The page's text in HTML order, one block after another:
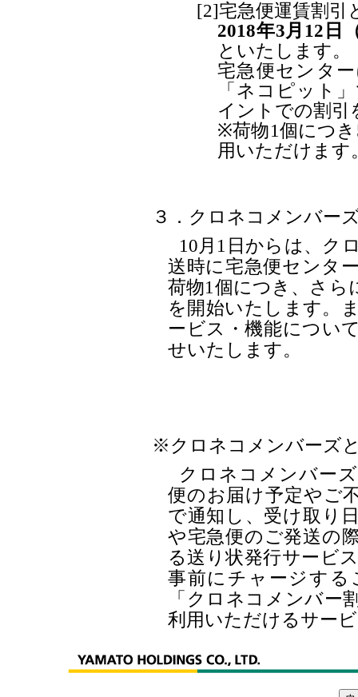
[2]宅急便運賃割引
2018年3月12日
といたします。
宅急便センタ
「ネコピット
イントでの割引
※荷物1個につ
用いただけます
３．クロネコメンバー
10月1日からは、ク
送時に宅急便センタ
荷物1個につき、さら
を開始いたします。
ービス・機能につい
せいたします。
※クロネコメンバーズ
クロネコメンバー
便のお届け予定やご
で通知し、受け取り
や宅急便のご発送の
る送り状発行サービ
事前にチャージする
「クロネコメンバー
利用いただけるサー